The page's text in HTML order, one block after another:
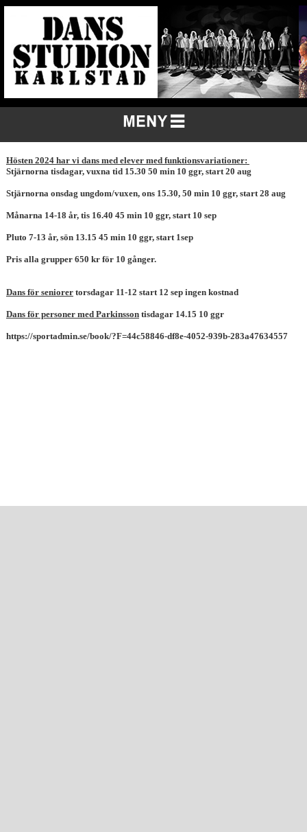
Hösten 2024 har vi dans med elever med funktionsvariationer:
Stjärnorna tisdagar, vuxna tid 15.30 50 min 10 ggr, start 20 aug
Stjärnorna onsdag ungdom/vuxen, ons 15.30, 50 min 10 ggr, start 28 aug
Månarna 14-18 år, tis 16.40 45 min 10 ggr, start 10 sep
Pluto 7-13 år, sön 13.15 45 min 10 ggr, start 1sep
Pris alla grupper 650 kr för 10 gånger.
Dans för seniorertorsdagar 11-12 start 12 sep ingen kostnad
Dans för personer med Parkinssontisdagar 14.15 10 ggr
https://sportadmin.se/book/?F=44c58846-df8e-4052-939b-283a47634557